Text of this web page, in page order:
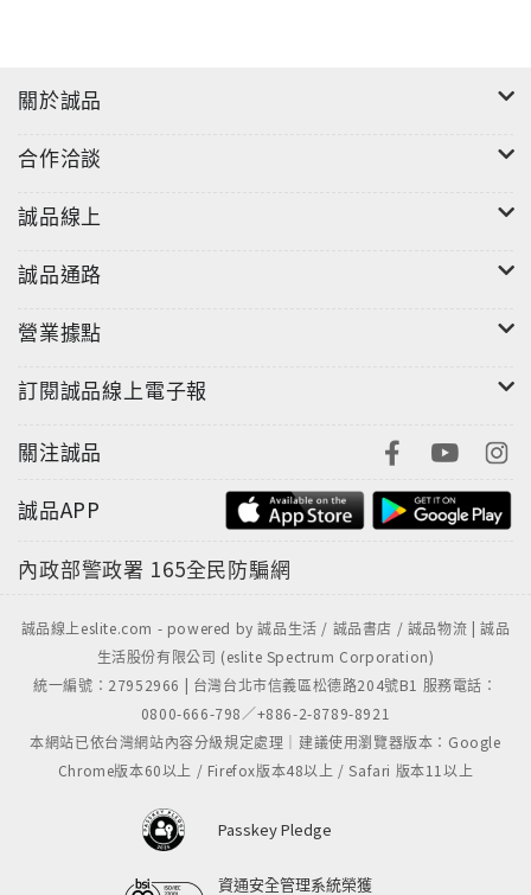
情侶、家人，展開一場美妙的香港之旅吧！(by本書作
關於誠品
合作洽談
誠品線上
誠品通路
營業據點
訂閱誠品線上電子報
關注誠品
誠品APP
內政部警政署 165全民防騙網
誠品線上eslite.com - powered by 誠品生活 / 誠品書店 / 誠品物流 | 誠品
生活股份有限公司 (eslite Spectrum Corporation)
統一編號：27952966 | 台灣台北市信義區松德路204號B1 服務電話：
0800-666-798／+886-2-8789-8921
本網站已依台灣網站內容分級規定處理｜建議使用瀏覽器版本：Google
Chrome版本60以上 / Firefox版本48以上 / Safari 版本11以上
Passkey Pledge
資通安全管理系統榮獲